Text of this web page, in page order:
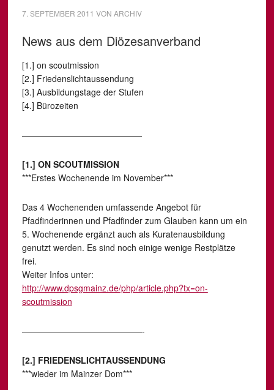
7. SEPTEMBER 2011 VON ARCHIV
News aus dem Diözesanverband
[1.] on scoutmission
[2.] Friedenslichtaussendung
[3.] Ausbildungstage der Stufen
[4.] Bürozeiten
——————————————
[1.] ON SCOUTMISSION
***Erstes Wochenende im November***
Das 4 Wochenenden umfassende Angebot für
Pfadfinderinnen und Pfadfinder zum Glauben kann um ein
5. Wochenende ergänzt auch als Kuratenausbildung
genutzt werden. Es sind noch einige wenige Restplätze
frei.
Weiter Infos unter:
http://www.dpsgmainz.de/php/article.php?tx=on-
scoutmission
——————————————-
[2.] FRIEDENSLICHTAUSSENDUNG
***wieder im Mainzer Dom***